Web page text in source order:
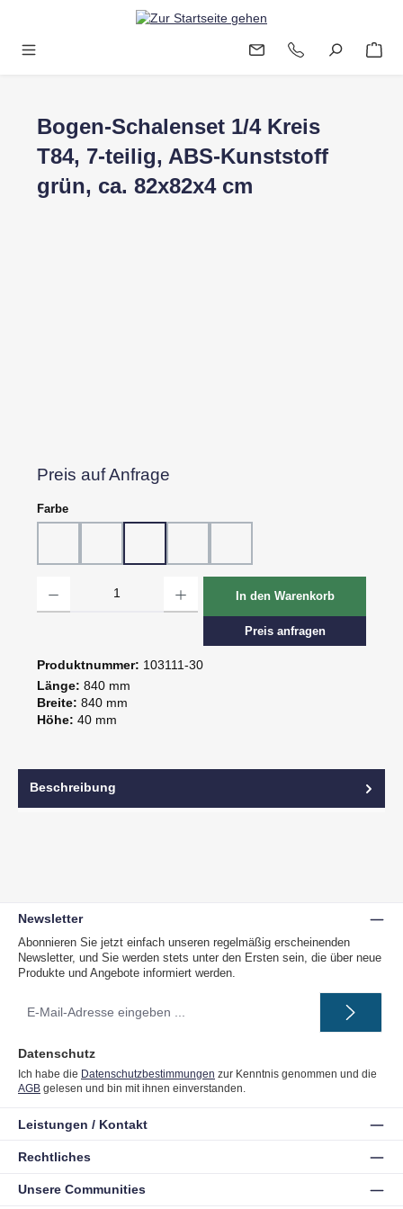
Zum Hauptinhalt springen
Bogen-Schalenset 1/4 Kreis
T84, 7-teilig, ABS-Kunststoff
grün, ca. 82x82x4 cm
Preis auf Anfrage
Farbeauswählen
In den Warenkorb
Preis anfragen
Produktnummer: 103111-30
Länge: 840 mm
Breite: 840 mm
Höhe: 40 mm
Beschreibung
Newsletter
Abonnieren Sie jetzt einfach unseren regelmäßig erscheinenden
Newsletter, und Sie werden stets unter den Ersten sein, die über neue
Produkte und Angebote informiert werden.
Mail-
Datenschutz
Ich habe die Datenschutzbestimmungen zur Kenntnis genommen und die
AGB gelesen und bin mit ihnen einverstanden.
Unsere Communities
Leistungen / Kontakt
Rechtliches